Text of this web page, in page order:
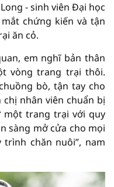
- sinh viên Đại học
chứng kiến và tận
ăn cỏ.
em nghĩ bản thân
vòng trang trại thôi.
bò, tận tay cho
chị nhân viên chuẩn bị
một trang trại với quy
sàng mở cửa cho mọi
chăn nuôi”, nam